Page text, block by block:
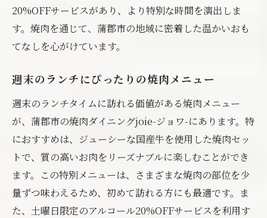
20%OFFサービスがあり、より特別な時間を演出しま
す。焼肉を通じて、蒲郡市の地域に密着した温かいおも
てなしを心がけています。
週末のランチにぴったりの焼肉メニュー
週末のランチタイムに訪れる価値がある焼肉メニュー
が、蒲郡市の焼肉ダイニングjoie-ジョワ-にあります。特
におすすめは、ジューシーな国産牛を使用した焼肉セッ
トで、質の高いお肉をリーズナブルに楽しむことができ
ます。この特別メニューは、さまざまな焼肉の部位を少
量ずつ味わえるため、初めて訪れる方にも最適です。ま
た、土曜日限定のアルコール20%OFFサービスを利用す